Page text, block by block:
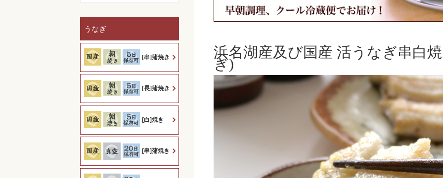
うなぎ
[串]蒲焼き
[長]蒲焼き
[白]焼き
[串]蒲焼き
浜名湖産及び国産 活うなぎ串白
ぎ)